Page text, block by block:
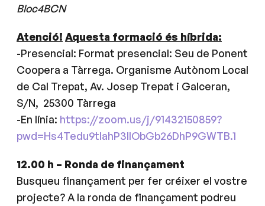
Bloc4BCN
Atenció! Aquesta formació és híbrida:
-Presencial: Format presencial: Seu de Ponent
Coopera a Tàrrega. Organisme Autònom Local
de Cal Trepat, Av. Josep Trepat i Galceran,
S/N, 25300 Tàrrega
-En línia: https://zoom.us/j/91432150859?
pwd=Hs4Tedu9tIahP3lIObGb26DhP9GWTB.1
12.00 h – Ronda de finançament
Busqueu finançament per fer créixer el vostre
projecte? A la ronda de finançament podreu